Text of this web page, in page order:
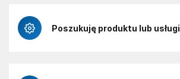
Poszukuję produktu lub usługi